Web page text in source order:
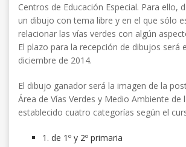
Centros de Educación Especial. Para ello,
un dibujo con tema libre y en el que sólo
relacionar las vías verdes con algún
El plazo para la recepción de dibujos será
diciembre de 2014.
El dibujo ganador será la imagen de la
Área de Vías Verdes y Medio Ambiente de
establecido cuatro categorías según el
1. de 1º y 2º primaria